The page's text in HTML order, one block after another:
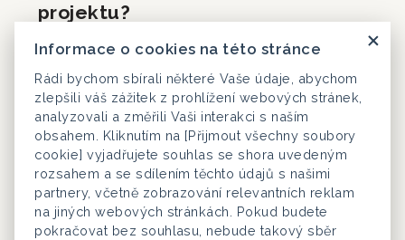
projektu?
Díky propojení realitní a finanční odbornosti
i financování kupujících. To může celý proces
zpřehlednit a snížit riziko, že obchod
zkomplikuje nedořešená hypotéka.
Zároveň máte jednoho partnera pro strategii,
marketing, právní servis i koordinaci prodeje.
Informace o cookies na této stránce
Rádi bychom sbírali některé Vaše údaje, abychom
zlepšili váš zážitek z prohlížení webových stránek,
analyzovali a změřili Vaši interakci s naším
obsahem. Kliknutím na [Přijmout všechny soubory
cookie] vyjadřujete souhlas se shora uvedeným
rozsahem a se sdílením těchto údajů s našimi
partnery, včetně zobrazování relevantních reklam
na jiných webových stránkách. Pokud budete
pokračovat bez souhlasu, nebude takový sběr